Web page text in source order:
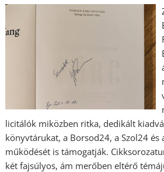
licitálók miközben ritka, dedikált
könyvtárukat, a Borsod24, a Szol24 és
működését is támogatják.
két fajsúlyos, ám merőben eltérő